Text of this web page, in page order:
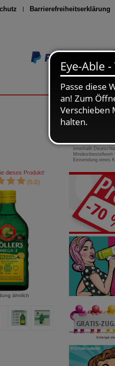
Barrierefreiheitserklärung
dieses Produkt!
(5.0)
ähnlich
0800-10
gebührenfreie
innerhalb
Mindestbestellwert
Einsendung eines